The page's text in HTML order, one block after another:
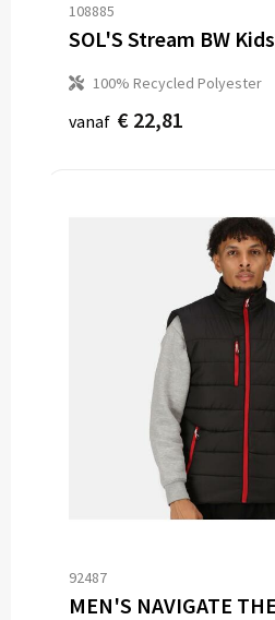
108885
SOL'S Stream BW Kids
100% Recycled Polyester
vanaf € 22,81
92487